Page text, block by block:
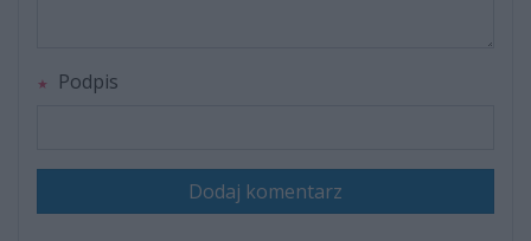
Podpis
Dodaj komentarz